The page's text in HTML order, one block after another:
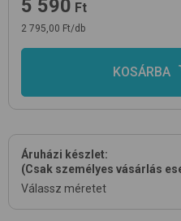
5 590 Ft
2 795,00 Ft/db
KOSÁRBA
Áruházi készlet:
(Csak személyes vásárlás
Válassz méretet